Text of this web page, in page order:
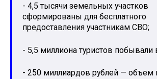
- 4,5 тысячи земельных участков
сформированы для бесплатного
предоставления участникам СВО;
- 5,5 миллиона туристов
- 250 миллиардов рублей — объем